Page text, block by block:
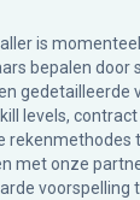
is
bepalen door
gedetailleerde
levels,
rekenmethodes
met onze
voorspelling